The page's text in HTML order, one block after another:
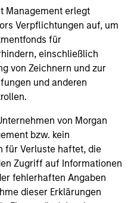
Management erlegt
Verpflichtungen auf, um
für
einschließlich
von Zeichnern und zur
und anderen
von Morgan
bzw. kein
für Verluste haftet, die
Zugriff auf Informationen
fehlerhaften Angaben
dieser Erklärungen
kann infolge von
steigen oder sinken. Alle
auf Basis der
berechnet. Alle
stammen von
wichtige Informationen,
2022 wurde der
(Ireland) US Value Fund
Funds US Value